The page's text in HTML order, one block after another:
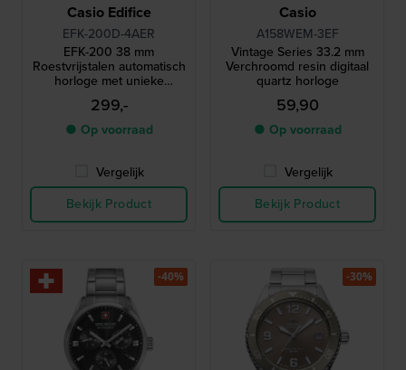
Casio Edifice
EFK-200D-4AER
EFK-200 38 mm
Roestvrijstalen automatisch
horloge met unieke
gelaagde wijzerplaat
299,-
● Op voorraad
Vergelijk
Bekijk Product
Casio
A158WEM-3EF
Vintage Series 33.2 mm
Verchroomd resin digitaal
quartz horloge
59,90
● Op voorraad
Vergelijk
Bekijk Product
-40% -30%